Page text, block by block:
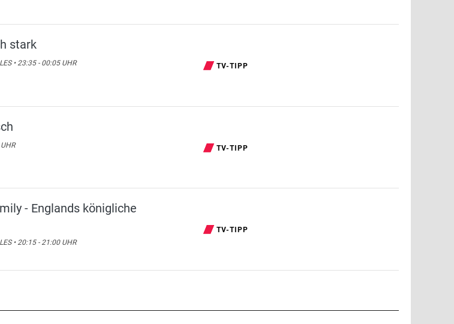
stark
• 23:35 - 00:05 UHR TV-TIPP
TV-TIPP
- Englands königliche
• 20:15 - 21:00 UHR
TV-TIPP